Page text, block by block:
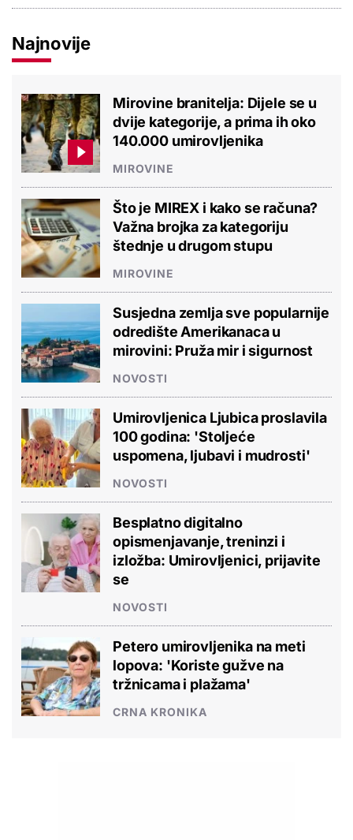
Najnovije
Mirovine branitelja: Dijele se u
dvije kategorije, a prima ih oko
140.000 umirovljenika
MIROVINE
Što je MIREX i kako se računa?
Važna brojka za kategoriju
štednje u drugom stupu
MIROVINE
Susjedna zemlja sve popularnije
odredište Amerikanaca u
mirovini: Pruža mir i sigurnost
NOVOSTI
Umirovljenica Ljubica proslavila
100 godina: 'Stoljeće
uspomena, ljubavi i mudrosti'
NOVOSTI
Besplatno digitalno
opismenjavanje, treninzi i
izložba: Umirovljenici, prijavite
se
NOVOSTI
Petero umirovljenika na meti
lopova: 'Koriste gužve na
tržnicama i plažama'
CRNA KRONIKA